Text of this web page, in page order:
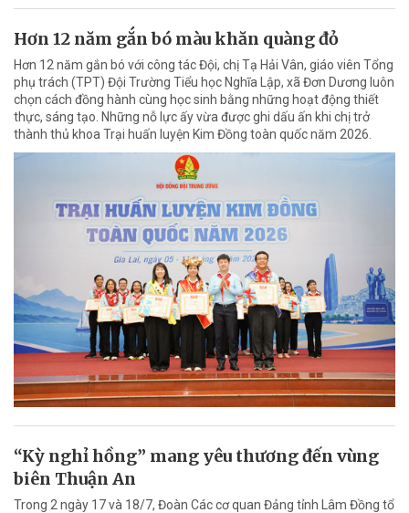
Hơn 12 năm gắn bó màu khăn quàng đỏ
Hơn 12 năm gắn bó với công tác Đội, chị Tạ Hải Vân, giáo viên Tổng
phụ trách (TPT) Đội Trường Tiểu học Nghĩa Lập, xã Đơn Dương luôn
chọn cách đồng hành cùng học sinh bằng những hoạt động thiết
thực, sáng tạo. Những nỗ lực ấy vừa được ghi dấu ấn khi chị trở
thành thủ khoa Trại huấn luyện Kim Đồng toàn quốc năm 2026.
“Kỳ nghỉ hồng” mang yêu thương đến vùng
biên Thuận An
Trong 2 ngày 17 và 18/7, Đoàn Các cơ quan Đảng tỉnh Lâm Đồng tổ